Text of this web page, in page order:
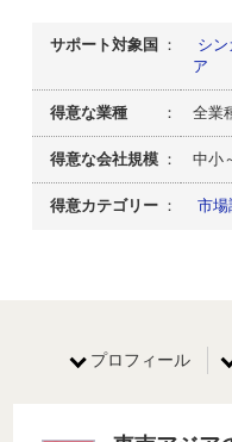
サポート対象国 ： シ
ア
得意な業種 ： 全業
得意な会社規模 ： 中小
得意カテゴリー ：市場
プロフィール